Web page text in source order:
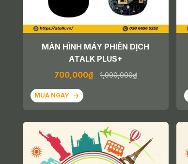
MÀN HÌNH MÁY PHIÊN DỊCH
ATALK PLUS+
700,000₫
1,000,000₫
MUA NGAY